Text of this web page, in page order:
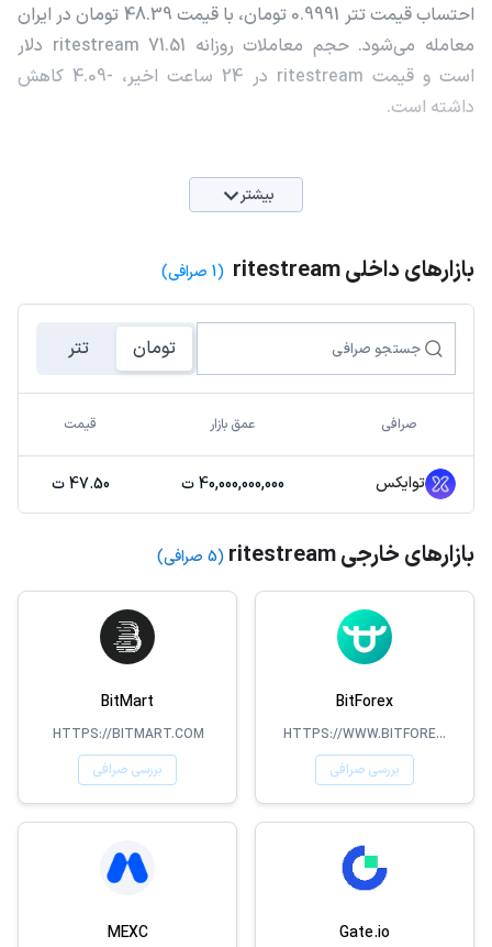
احتساب قیمت تتر 0.9991 تومان، با قیمت 48.39 تومان در ایران
معامله می‌شود. حجم معاملات روزانه ritestream 71.51 دلار
است و قیمت ritestream در 24 ساعت اخیر، -4.09 کاهش
داشته است.
بیشتر
بازارهای داخلی ritestream (1 صرافی)
تومان تتر
صرافی عمق بازار قیمت
توایکس 40,000,000,000 ت 47.50 ت
بازارهای خارجی ritestream (5 صرافی)
BitForex
HTTPS://WWW.BITFOREX.COM
بررسی صرافی
BitMart
HTTPS://BITMART.COM
بررسی صرافی
Gate.io
MEXC